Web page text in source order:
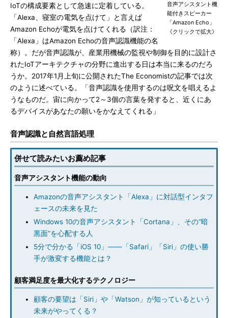
音声アシスタント機
能付きスピーカー
「Amazon Echo」
《クリックで拡大》
IoTの構成要素として急速に定着している。
「Alexa、寝室の電気を点けて」と言えば
Amazon Echoが電気を点けてくれる（訳注：
「Alexa」はAmazon Echoの音声認識機能の名
称）。だが音声認識が、産業用機械の監視や制御を目的に設計さ
れたIoTアーキテクチャの分野に進出する日は本当に来るのだろ
うか。2017年1月上旬に公開されたThe Economistの記事では次
のように述べている。「音声認識を使用するのは呪文を唱えるよ
うなものだ。宙に向かって2～3個の言葉を発すると、近くにあ
るデバイスがあなたの願いをかなえてくれる」
音声認識と自然言語処理
併せて読みたいお薦め記事
音声アシスタント機能の動向
Amazonの音声アシスタント「Alexa」に対話型インタフ
ェースの未来を見た
Windows 10の音声アシスタント「Cortana」、その“暗
黒面”を心配する人
5分で分かる「iOS 10」――「Safari」「Siri」の使い勝
手が激変する機能とは？
顧客満足度を最大化するテクノロジー
顧客の要望は「Siri」や「Watson」が知っているという
未来がやってくる？